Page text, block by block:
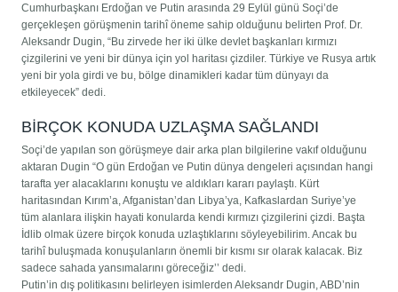
Cumhurbaşkanı Erdoğan ve Putin arasında 29 Eylül günü Soçi’de
gerçekleşen görüşmenin tarihî öneme sahip olduğunu belirten Prof. Dr.
Aleksandr Dugin, “Bu zirvede her iki ülke devlet başkanları kırmızı
çizgilerini ve yeni bir dünya için yol haritası çizdiler. Türkiye ve Rusya artık
yeni bir yola girdi ve bu, bölge dinamikleri kadar tüm dünyayı da
etkileyecek” dedi.
BİRÇOK KONUDA UZLAŞMA SAĞLANDI
Soçi’de yapılan son görüşmeye dair arka plan bilgilerine vakıf olduğunu
aktaran Dugin “O gün Erdoğan ve Putin dünya dengeleri açısından hangi
tarafta yer alacaklarını konuştu ve aldıkları kararı paylaştı. Kürt
haritasından Kırım’a, Afganistan’dan Libya’ya, Kafkaslardan Suriye’ye
tüm alanlara ilişkin hayati konularda kendi kırmızı çizgilerini çizdi. Başta
İdlib olmak üzere birçok konuda uzlaştıklarını söyleyebilirim. Ancak bu
tarihî buluşmada konuşulanların önemli bir kısmı sır olarak kalacak. Biz
sadece sahada yansımalarını göreceğiz’’ dedi.
Putin’in dış politikasını belirleyen isimlerden Aleksandr Dugin, ABD’nin